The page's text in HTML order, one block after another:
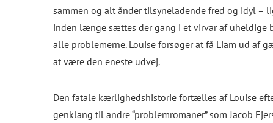
sammen og alt ånder tilsyneladende fred og idyl –
inden længe sættes der gang i et virvar af uheldige
alle problemerne. Louise forsøger at få Liam ud af
at være den eneste udvej.
Den fatale kærlighedshistorie fortælles af Louise
genklang til andre “problemromaner” som Jacob